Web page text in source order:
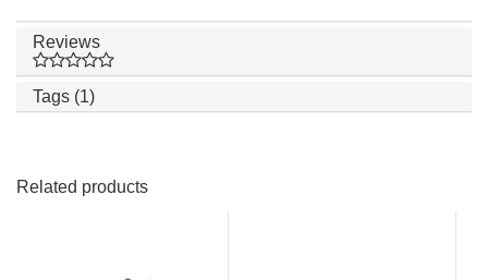
Reviews
Tags (1)
Related products